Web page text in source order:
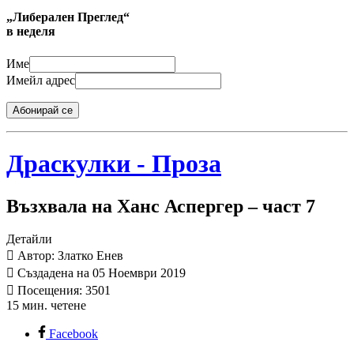
„Либерален Преглед“
в неделя
Име
Имейл адрес
Абонирай се
Драскулки - Проза
Възхвала на Ханс Аспергер – част 7
Детайли
Автор: Златко Енев
Създадена на 05 Ноември 2019
Посещения: 3501
15 мин. четене
Facebook